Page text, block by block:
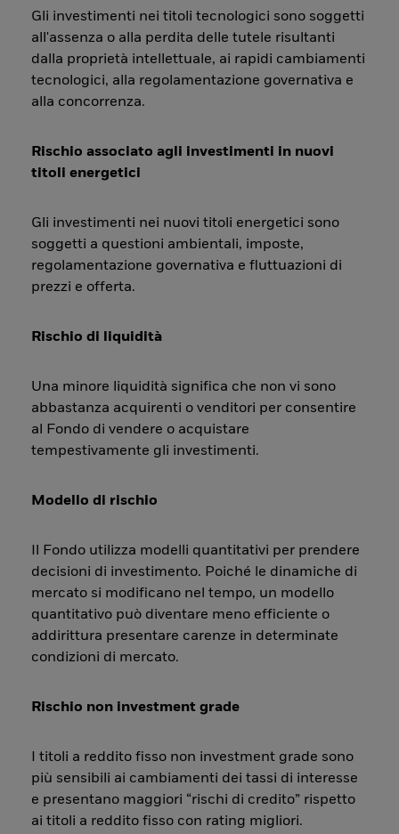
Gli investimenti nei titoli tecnologici sono soggetti
all'assenza o alla perdita delle tutele risultanti
dalla proprietà intellettuale, ai rapidi cambiamenti
tecnologici, alla regolamentazione governativa e
alla concorrenza.
Rischio associato agli investimenti in nuovi
titoli energetici
Gli investimenti nei nuovi titoli energetici sono
soggetti a questioni ambientali, imposte,
regolamentazione governativa e fluttuazioni di
prezzi e offerta.
Rischio di liquidità
Una minore liquidità significa che non vi sono
abbastanza acquirenti o venditori per consentire
al Fondo di vendere o acquistare
tempestivamente gli investimenti.
Modello di rischio
Il Fondo utilizza modelli quantitativi per prendere
decisioni di investimento. Poiché le dinamiche di
mercato si modificano nel tempo, un modello
quantitativo può diventare meno efficiente o
addirittura presentare carenze in determinate
condizioni di mercato.
Rischio non investment grade
I titoli a reddito fisso non investment grade sono
più sensibili ai cambiamenti dei tassi di interesse
e presentano maggiori “rischi di credito” rispetto
ai titoli a reddito fisso con rating migliori.